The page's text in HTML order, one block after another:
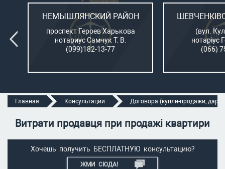
НЕМЫШЛЯНСКИЙ РАЙОН
проспект Героев Харькова
нотариус Самчук Т. В.
(099)182-13-77
(вул.
нотаріус
(066)
Главная Консультации Договора (купли-продажи,
Витрати продавця при продажі квартири
Хочешь получить БЕСПЛАТНУЮ консультацию?
ЖМИ СЮДА!